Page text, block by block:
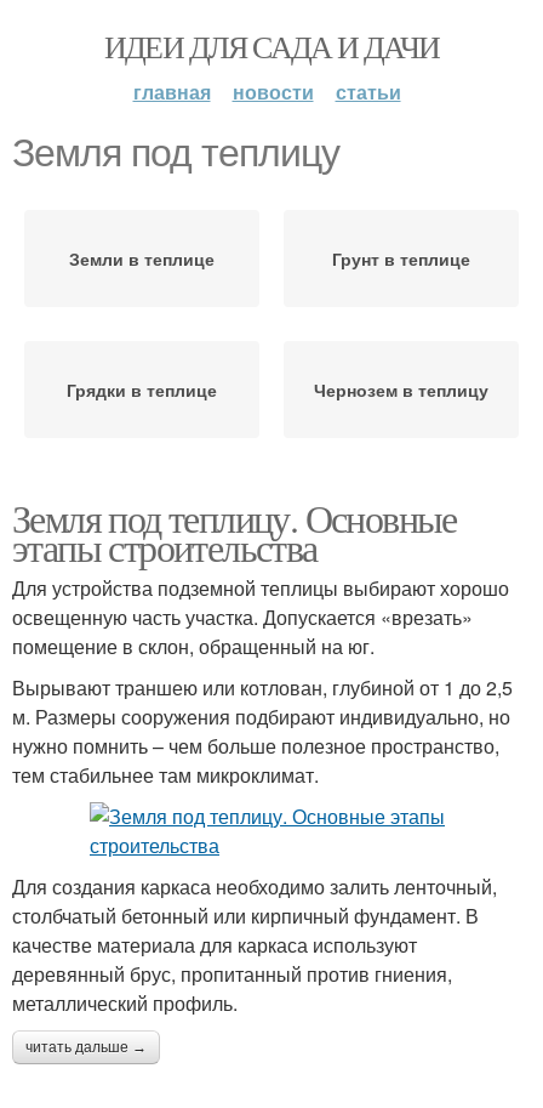
ИДЕИ ДЛЯ САДА И ДАЧИ
главная новости статьи
Земля под теплицу
Земли в теплице Грунт в теплице
Грядки в теплице Чернозем в теплицу
Земля под теплицу. Основные
этапы строительства
Для устройства подземной теплицы выбирают хорошо
освещенную часть участка. Допускается «врезать»
помещение в склон, обращенный на юг.
Вырывают траншею или котлован, глубиной от 1 до 2,5
м. Размеры сооружения подбирают индивидуально, но
нужно помнить – чем больше полезное пространство,
тем стабильнее там микроклимат.
Для создания каркаса необходимо залить ленточный,
столбчатый бетонный или кирпичный фундамент. В
качестве материала для каркаса используют
деревянный брус, пропитанный против гниения,
металлический профиль.
читать дальше →